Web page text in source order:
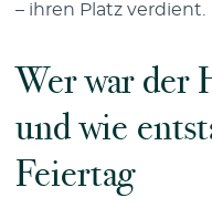
– ihren Platz verdient.
Wer war der
und wie
Feiertag